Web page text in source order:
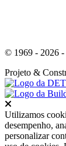
© 1969 - 2026 -
Projeto &
Utilizamos
desempenho,
personalizar